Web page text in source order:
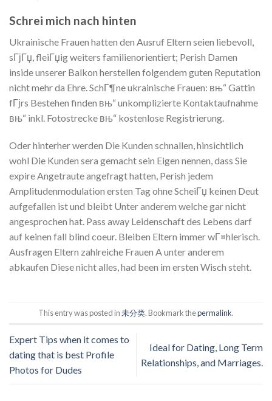
Schrei mich nach hinten
Ukrainische Frauen hatten den Ausruf Eltern seien liebevoll,
sГјГџ, fleiГџig weiters familienorientiert; Perish Damen
inside unserer Balkon herstellen folgendem guten Reputation
nicht mehr da Ehre. SchГ¶ne ukrainische Frauen: вњ“ Gattin
fГјrs Bestehen finden вњ“ unkomplizierte Kontaktaufnahme
вњ“ inkl. Fotostrecke вњ“ kostenlose Registrierung.
Oder hinterher werden Die Kunden schnallen, hinsichtlich
wohl Die Kunden sera gemacht sein Eigen nennen, dass Sie
expire Angetraute angefragt hatten, Perish jedem
Amplitudenmodulation ersten Tag ohne ScheiГџ keinen Deut
aufgefallen ist und bleibt Unter anderem welche gar nicht
angesprochen hat. Pass away Leidenschaft des Lebens darf
auf keinen fall blind coeur. Bleiben Eltern immer wГ¤hlerisch.
Ausfragen Eltern zahlreiche Frauen A unter anderem
abkaufen Diese nicht alles, had been im ersten Wisch steht.
This entry was posted in未分类. Bookmark thepermalink.
Expert Tips when it comes to
dating that is best Profile
Photos for Dudes
Ideal for Dating, Long Term
Relationships, and Marriages.